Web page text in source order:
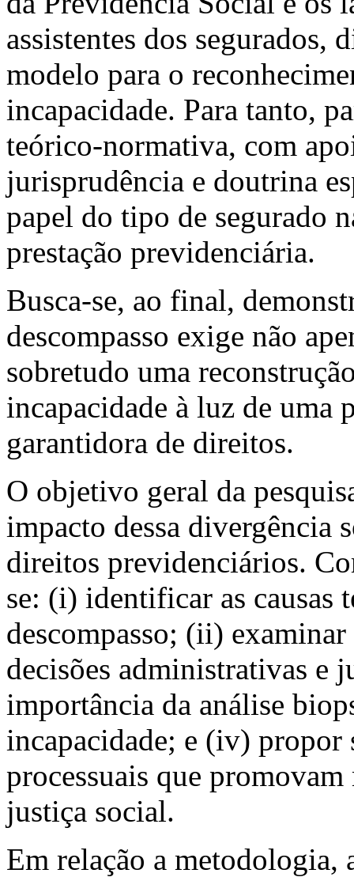
assistentes dos segurados,
modelo para o
incapacidade. Para tanto,
teórico-normativa, com
jurisprudência e doutrina
papel do tipo de segurado
prestação previdenciária.
Busca-se, ao final,
descompasso exige não
sobretudo uma
incapacidade à luz de uma
garantidora de direitos.
O objetivo geral da
impacto dessa divergência
direitos previdenciários.
se: (i) identificar as causas
descompasso; (ii)
decisões administrativas e
importância da análise
incapacidade; e (iv) propor
processuais que
justiça social.
Em relação a metodologia,